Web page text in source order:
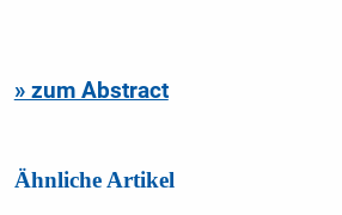
» zum Abstract
Ähnliche Artikel